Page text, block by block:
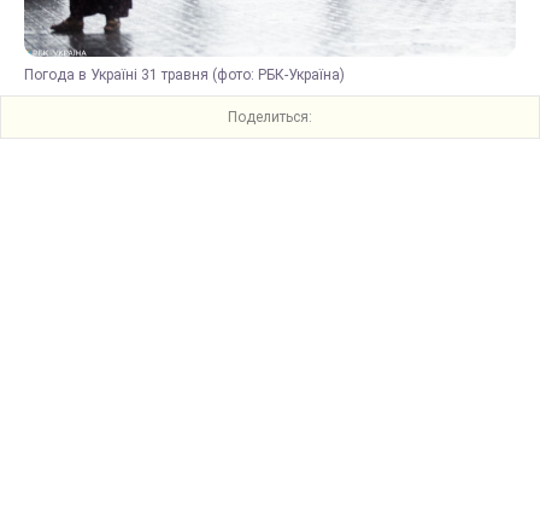
Погода в Україні 31 травня (фото: РБК-Україна)
Поделиться: